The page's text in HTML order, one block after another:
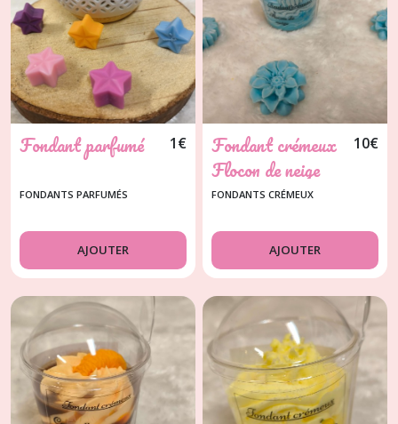
Fondant parfumé 1€
FONDANTS PARFUMÉS
AJOUTER
Fondant crémeux
Flocon de neige
10€
FONDANTS CRÉMEUX
AJOUTER
Bougie
gourmande
(7)
Bougie
fleurs
en
Afficher
résultats